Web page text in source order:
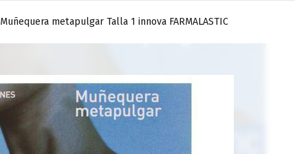
Muñequera metapulgar Talla 1 innova FARMALASTIC